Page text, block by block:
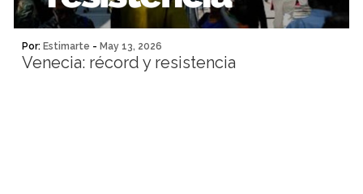
Por: Estimarte - May 13, 2026
Venecia: récord y resistencia